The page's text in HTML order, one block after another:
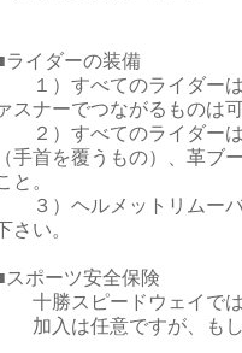
ライダーの装備
１）すべてのライダーは
スナーでつながるものは
２）すべてのライダーは
（手首を覆うもの）、革ブ
と。
３）ヘルメットリムーバ
さい。
スポーツ安全保険
十勝スピードウェイでは
加入は任意ですが、もし